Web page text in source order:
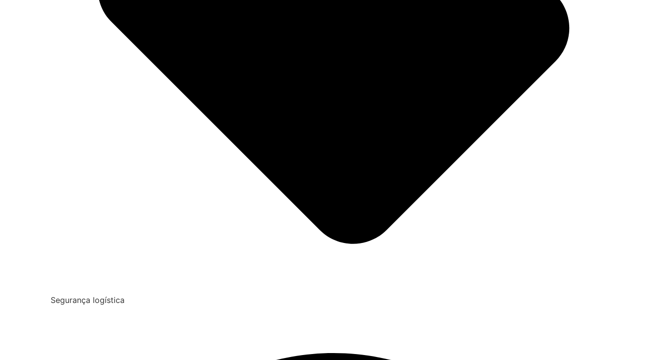
Segurança logística